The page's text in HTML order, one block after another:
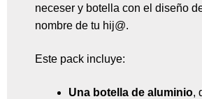
neceser y botella con el diseño
nombre de tu hij@.
Este pack incluye:
Una botella de aluminio,